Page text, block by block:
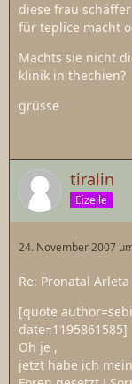
diese frau
für teplice macht
Machts sie nicht
klinik in thechien?
grüsse
tiralin
Eizelle
24. November 2007
Re: Pronatal Arleta
[quote
date=1195861585]
Oh je ,
jetzt habe ich